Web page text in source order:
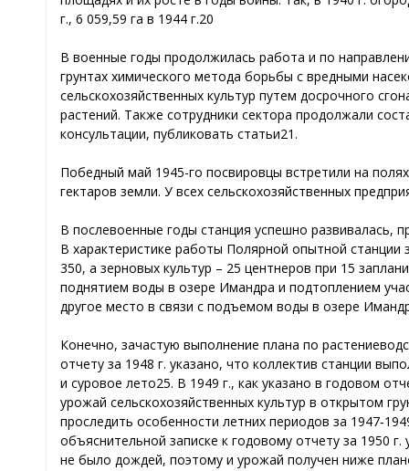
г., 6 059,59 га в 1944 г.20
В военные годы продолжилась работа и по
грунтах химического метода борьбы с вредными
сельскохозяйственных культур путем досрочного
растений. Также сотрудники сектора продолжали
консультации, публиковать статьи21.
Победный май 1945-го посвировцы встретили на
гектаров земли. У всех сельскохозяйственных
В послевоенные годы станция успешно развивалась,
В характеристике работы Полярной опытной
350, а зерновых культур – 25 центнеров при 15
поднятием воды в озере Имандра и подтоплением
другое место в связи с подъемом воды в озере
Конечно, зачастую выполнение плана по
отчету за 1948 г. указано, что коллектив станции
и суровое лето25. В 1949 г., как указано в годовом
урожай сельскохозяйственных культур в открытом
проследить особенности летних периодов за
объяснительной записке к годовому отчету за 1950
не было дождей, поэтому и урожай получен ниже